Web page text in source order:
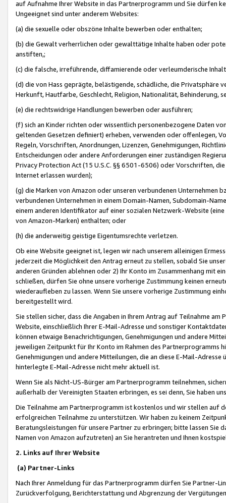
auf Aufnahme Ihrer Website in das Partnerprogramm und Sie dürfen
Ungeeignet sind unter anderem Websites:
(a) die sexuelle oder obszöne Inhalte bewerben oder enthalten;
(b) die Gewalt verherrlichen oder gewalttätige Inhalte haben oder
anstiften,;
(c) die falsche, irreführende, diffamierende oder verleumderische
(d) die von Hass geprägte, belästigende, schädliche, die Privatsphäre
Herkunft, Hautfarbe, Geschlecht, Religion, Nationalität, Behinderung,
(e) die rechtswidrige Handlungen bewerben oder ausführen;
(f) sich an Kinder richten oder wissentlich personenbezogene Daten
geltenden Gesetzen definiert) erheben, verwenden oder offenlegen,
Regeln, Vorschriften, Anordnungen, Lizenzen, Genehmigungen,
Entscheidungen oder andere Anforderungen einer zuständigen
Privacy Protection Act (15 U.S.C. §§ 6501-6506) oder Vorschriften,
Internet erlassen wurden);
(g) die Marken von Amazon oder unseren verbundenen Unternehmen
verbundenen Unternehmen in einem Domain-Namen, Subdomain-
einem anderen Identifikator auf einer sozialen Netzwerk-Website
von Amazon-Marken) enthalten; oder
(h) die anderweitig geistige Eigentumsrechte verletzen.
Ob eine Website geeignet ist, legen wir nach unserem alleinigen
jederzeit die Möglichkeit den Antrag erneut zu stellen, sobald Sie
anderen Gründen ablehnen oder 2) Ihr Konto im Zusammenhang mit
schließen, dürfen Sie ohne unsere vorherige Zustimmung keinen
wiederaufleben zu lassen. Wenn Sie unsere vorherige Zustimmung
bereitgestellt wird.
Sie stellen sicher, dass die Angaben in Ihrem Antrag auf Teilnahme
Website, einschließlich Ihrer E-Mail-Adresse und sonstiger
können etwaige Benachrichtigungen, Genehmigungen und andere
jeweiligen Zeitpunkt für Ihr Konto im Rahmen des Partnerprogramms
Genehmigungen und andere Mitteilungen, die an diese E-Mail-
hinterlegte E-Mail-Adresse nicht mehr aktuell ist.
Wenn Sie als Nicht-US-Bürger am Partnerprogramm teilnehmen,
außerhalb der Vereinigten Staaten erbringen, es sei denn, Sie haben
Die Teilnahme am Partnerprogramm ist kostenlos und wir stellen auf
erfolgreichen Teilnahme zu unterstützen. Wir haben zu keinem
Beratungsleistungen für unsere Partner zu erbringen; bitte lassen Sie
Namen von Amazon aufzutreten) an Sie herantreten und Ihnen
2. Links auf Ihrer Website
(a) Partner-Links
Nach Ihrer Anmeldung für das Partnerprogramm dürfen Sie Partner-
Zurückverfolgung, Berichterstattung und Abgrenzung der